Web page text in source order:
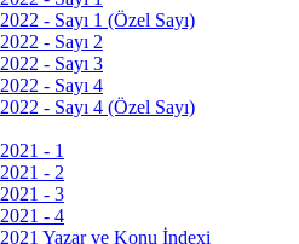
2022 - Sayı 1 (Özel Sayı)
2022 - Sayı 2
2022 - Sayı 3
2022 - Sayı 4
2022 - Sayı 4 (Özel Sayı)
2021 - 1
2021 - 2
2021 - 3
2021 - 4
2021 Yazar ve Konu İndexi